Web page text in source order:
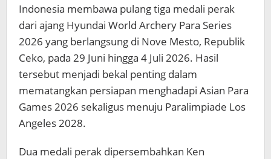
Indonesia membawa pulang tiga medali perak
dari ajang Hyundai World Archery Para Series
2026 yang berlangsung di Nove Mesto, Republik
Ceko, pada 29 Juni hingga 4 Juli 2026. Hasil
tersebut menjadi bekal penting dalam
mematangkan persiapan menghadapi Asian Para
Games 2026 sekaligus menuju Paralimpiade Los
Angeles 2028.
Dua medali perak dipersembahkan Ken